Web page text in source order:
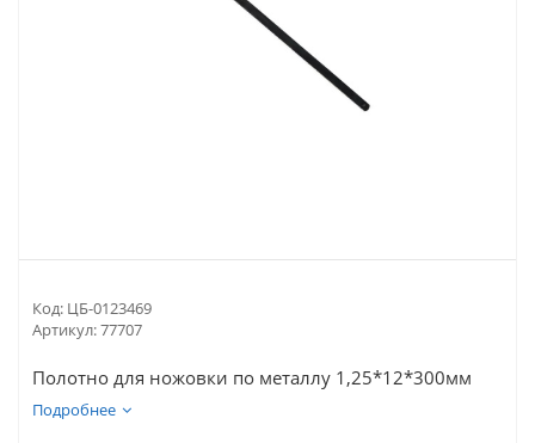
Код: ЦБ-0123469
Артикул:77707
Полотно для ножовки по металлу 1,25*12*300мм
Подробнее